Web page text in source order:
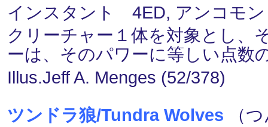
インスタント 4ED, アンコモン
クリーチャー１体を対象とし、
ーは、そのパワーに等しい点数
Illus.Jeff A. Menges (52/378)
ツンドラ狼/Tundra Wolves （